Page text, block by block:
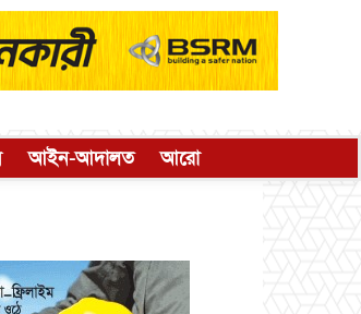
আইন-আদালত আরো